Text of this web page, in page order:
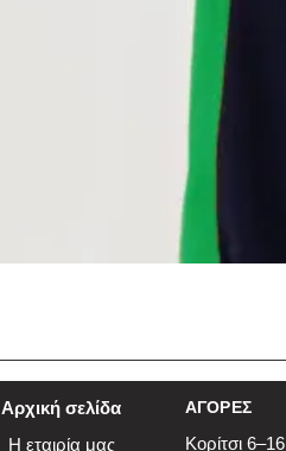
Αρχική σελίδα
Η εταιρία μας
ΑΓΟΡΕΣ
Κορίτσι 6–16